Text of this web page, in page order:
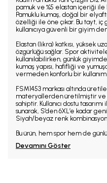
pamuk ve %5 elastan içeriği ile
Pamuklu kumaş, doğal bir
özelliği ile öne çıkar. Bu tayt, iç
kullanıcıya güvenli bir giyim
Elastan (likra) katkısı, yüksek
özgürlüğü sağlar. Spor
kullanılabilirken, günlük
kumaş yapısı, hafifliği ve
vermeden konforlu bir kullanım
FSM1453 markası altında
materyallerden üretilmiştir ve
sahiptir. Kullanıcı dostu
sunarak, S’den 6XL’e kadar
Siyah/beyaz renk
Bu ürün, hem spor hem de
Devamını Göster